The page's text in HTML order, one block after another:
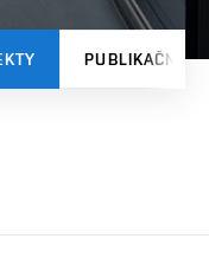
PUBLIKAČNÍ